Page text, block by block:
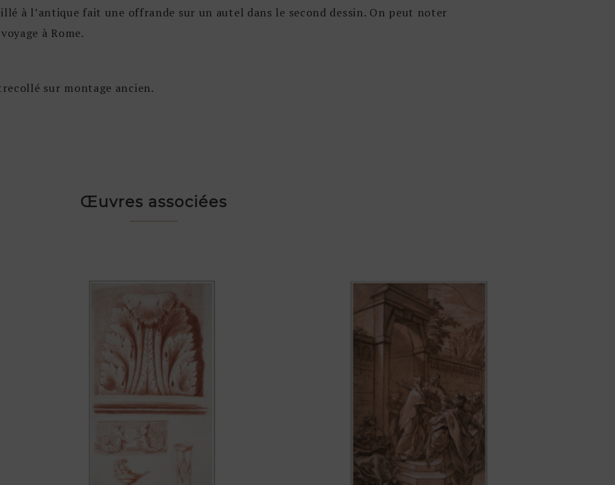
à l’antique fait une offrande sur un autel dans le second dessin. On peut noter
à Rome.
sur montage ancien.
Œuvres associées